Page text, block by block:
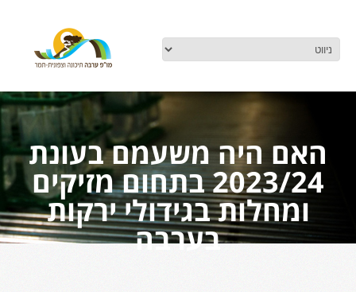
האם היה משעמם בעונת
2023/24 בתחום מזיקים
ומחלות בגידולי ירקות
בערבה